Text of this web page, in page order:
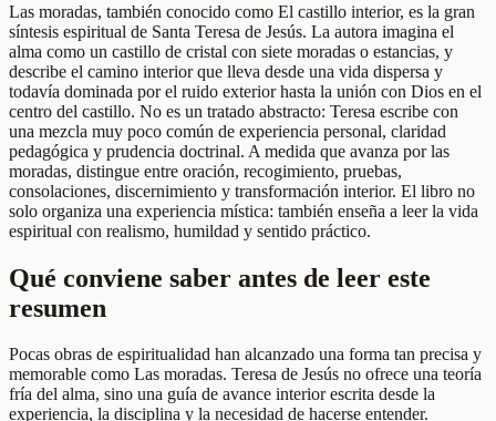
Las moradas, también conocido como El castillo interior, es la gran
síntesis espiritual de Santa Teresa de Jesús. La autora imagina el
alma como un castillo de cristal con siete moradas o estancias, y
describe el camino interior que lleva desde una vida dispersa y
todavía dominada por el ruido exterior hasta la unión con Dios en el
centro del castillo. No es un tratado abstracto: Teresa escribe con
una mezcla muy poco común de experiencia personal, claridad
pedagógica y prudencia doctrinal. A medida que avanza por las
moradas, distingue entre oración, recogimiento, pruebas,
consolaciones, discernimiento y transformación interior. El libro no
solo organiza una experiencia mística: también enseña a leer la vida
espiritual con realismo, humildad y sentido práctico.
Qué conviene saber antes de leer este
resumen
Pocas obras de espiritualidad han alcanzado una forma tan precisa y
memorable como Las moradas. Teresa de Jesús no ofrece una teoría
fría del alma, sino una guía de avance interior escrita desde la
experiencia, la disciplina y la necesidad de hacerse entender.